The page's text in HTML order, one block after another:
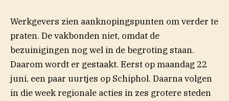
Werkgevers zien aanknopingspunten om verder te
praten. De vakbonden niet, omdat de
bezuinigingen nog wel in de begroting staan.
Daarom wordt er gestaakt. Eerst op maandag 22
juni, een paar uurtjes op Schiphol. Daarna volgen
in die week regionale acties in zes grotere steden